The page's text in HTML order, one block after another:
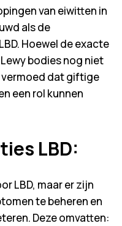
van eiwitten in
als de
Hoewel de exacte
bodies nog niet
dat giftige
een rol kunnen
LBD:
LBD, maar er zijn
te beheren en
Deze omvatten: